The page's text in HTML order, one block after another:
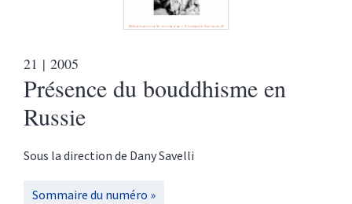
21 | 2005
Présence du bouddhisme en
Russie
Sous la direction de DanySavelli
Sommaire du numéro